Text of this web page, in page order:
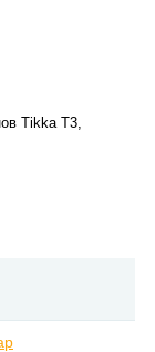
Tikka T3,